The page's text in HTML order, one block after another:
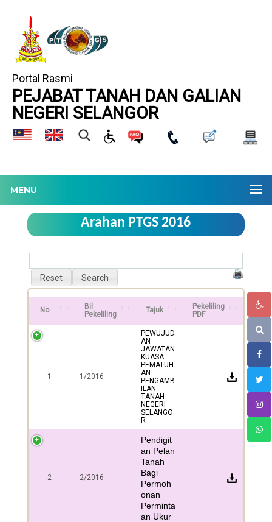
Portal Rasmi
PEJABAT TANAH DAN GALIAN
NEGERI SELANGOR
MENU
Arahan PTGS 2016
No.
Bil
Pekeliling
Tajuk
Pekeliling
PDF
1 1/2016
PEWUJUD
AN
JAWATAN
KUASA
PEMATUH
AN
PENGAMB
ILAN
TANAH
NEGERI
SELANGO
R
2 2/2016
Pendigit
an Pelan
Tanah
Bagi
Permoh
onan
Perminta
an Ukur